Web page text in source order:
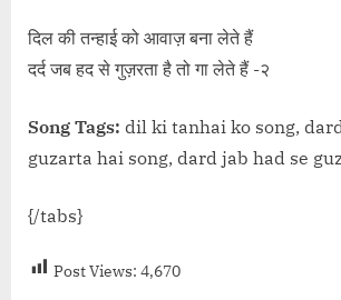
दिल की तन्हाई को आवाज़ बना लेते हैं
दर्द जब हद से गुज़रता है तो गा लेते हैं -२
Song Tags: dil ki tanhai ko song,
guzarta hai song, dard jab had se
{/tabs}
Post Views: 4,670